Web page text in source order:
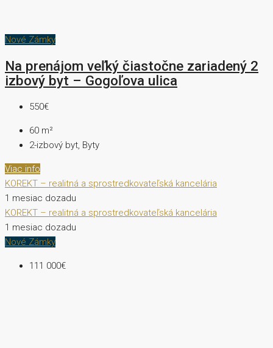
Nové Zámky
Na prenájom veľký čiastočne zariadený 2
izbový byt – Gogoľova ulica
550€
60 m²
2-izbový byt, Byty
Viac info
KOREKT – realitná a sprostredkovateľská kancelária
1 mesiac dozadu
KOREKT – realitná a sprostredkovateľská kancelária
1 mesiac dozadu
Nové Zámky
111 000€